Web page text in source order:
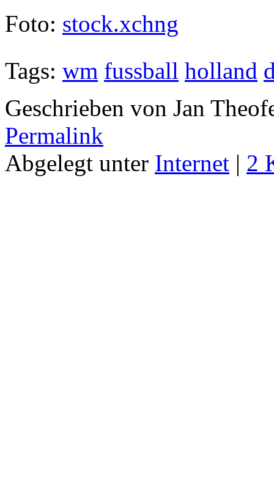
Foto: stock.xchng
Tags: wm fussball holland
Geschrieben von Jan
Permalink
Abgelegt unter Internet | 2